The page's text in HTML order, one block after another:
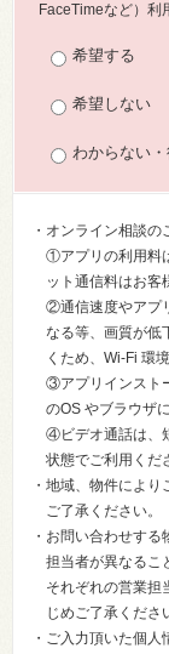
FaceTimeなど）利
希望する
希望しない
わからない
・オンライン相談
①アプリの利用料
ット通信料はお客
②通信速度やアプ
なる等、画質が低
くため、Wi-Fi 環
③アプリインスト
のOS やブラウザ
④ビデオ通話は、
状態でご利用くだ
・地域、物件によ
ご了承ください。
・お問い合わせす
担当者が異なるこ
それぞれの営業担
じめご了承くださ
・ご入力頂いた個